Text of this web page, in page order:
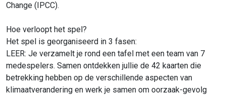
Change (IPCC).
Hoe verloopt het spel?
Het spel is georganiseerd in 3 fasen:
LEER: Je verzamelt je rond een tafel met een team van 7
medespelers. Samen ontdekken jullie de 42 kaarten die
betrekking hebben op de verschillende aspecten van
klimaatverandering en werk je samen om oorzaak-gevolg